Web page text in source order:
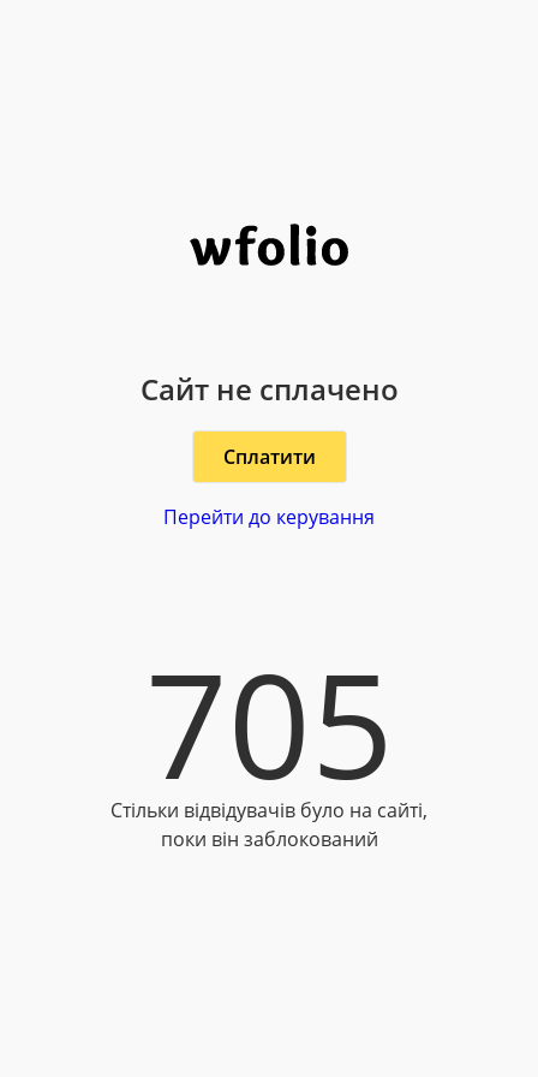
Сайт не сплачено
Сплатити
Перейти до керування
705
Стільки відвідувачів було на сайті,
поки він заблокований